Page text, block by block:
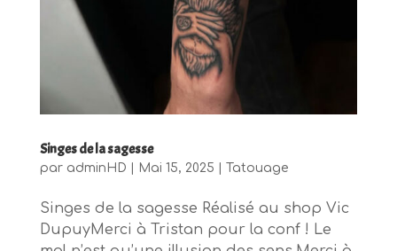
Singes de la sagesse
par adminHD Mai 15, 2025 Tatouage
Singes de la sagesse Réalisé au shop Vic
DupuyMerci à Tristan pour la conf ! Le